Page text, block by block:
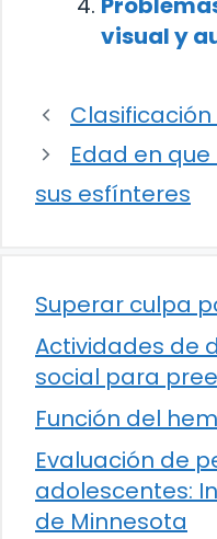
visual y
Edad en
sus esfínteres
Superar culpa
Actividades de
social para
Función del
Evaluación de
adolescentes:
de Minnesota